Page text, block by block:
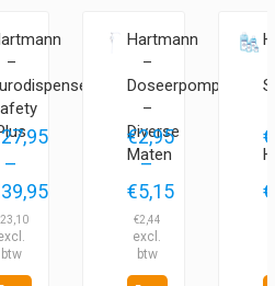
–
27,95
–
39,95
Prijsklasse:
€27,95
tot
23,10
Hartmann
–
Doseerpomp
–
Diverse
Maten
€2,95
–
€5,15
Prijsklasse:
€2,95
tot
€2,44
€
€